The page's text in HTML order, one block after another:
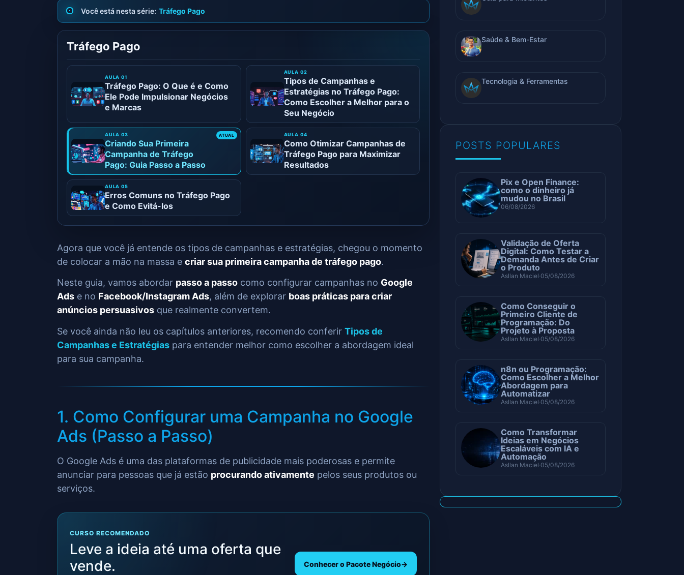
Tráfego Pago
Tráfego Pago
Tráfego Pago: O Que é e Como
Ele Pode Impulsionar Negócios
e Marcas
Tipos de Campanhas e
Estratégias no Tráfego Pago:
Como Escolher a Melhor para o
Seu Negócio
Criando Sua Primeira
Campanha de Tráfego
Pago: Guia Passo a Passo
Como Otimizar Campanhas de
Tráfego Pago para Maximizar
Resultados
Erros Comuns no Tráfego Pago
e Como Evitá-los
Agora que você já entende os tipos de campanhas e estratégias, chegou o momento
de colocar a mão na massa e criar sua primeira campanha de tráfego pago.
Neste guia, vamos abordar passo a passo como configurar campanhas no Google
Ads e no Facebook/Instagram Ads, além de explorar boas práticas para criar
anúncios persuasivos que realmente convertem.
Se você ainda não leu os capítulos anteriores, recomendo conferir Tipos de
Campanhas e Estratégias para entender melhor como escolher a abordagem ideal
para sua campanha.
1. Como Configurar uma Campanha no Google
Ads (Passo a Passo)
O Google Ads é uma das plataformas de publicidade mais poderosas e permite
anunciar para pessoas que já estão procurando ativamente pelos seus produtos ou
serviços.
CURSO RECOMENDADO
Leve a ideia até uma oferta que
vende.
Conhecer o Pacote Negócio→
Saúde & Bem-Estar
Tecnologia & Ferramentas
POSTS POPULARES
Pix e Open Finance:
como o dinheiro já
mudou no Brasil
06/08/2026
Validação de Oferta
Digital: Como Testar a
Demanda Antes de Criar
o Produto
Asllan Maciel 05/08/2026
Como Conseguir o
Primeiro Cliente de
Programação: Do
Projeto à Proposta
Asllan Maciel 05/08/2026
n8n ou Programação:
Como Escolher a Melhor
Abordagem para
Automatizar
Asllan Maciel 05/08/2026
Como Transformar
Ideias em Negócios
Escaláveis com IA e
Automação
Asllan Maciel 05/08/2026